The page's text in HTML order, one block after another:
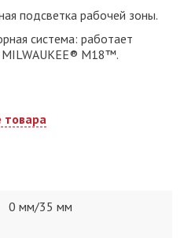
подсветка рабочей зоны.
система: работает
MILWAUKEE® M18™.
товара
0 мм/35 мм